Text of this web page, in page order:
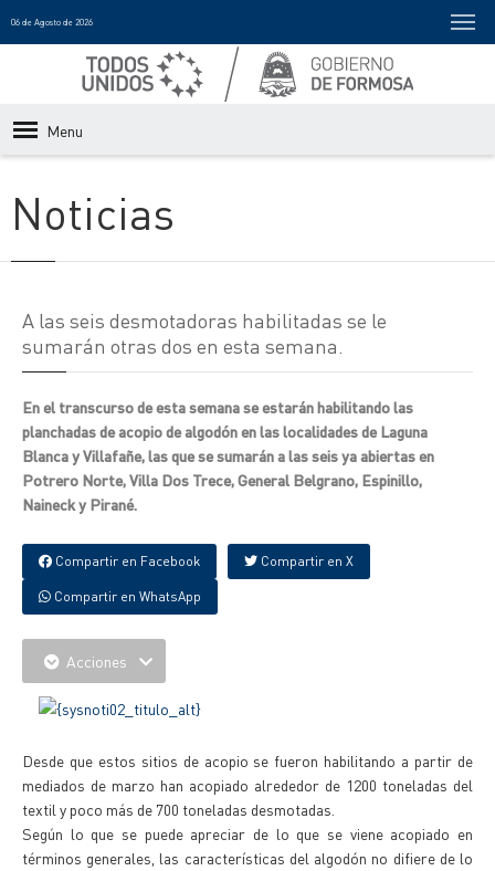
06 de Agosto de 2026
Menu
Noticias
A las seis desmotadoras habilitadas se le
sumarán otras dos en esta semana.
En el transcurso de esta semana se estarán habilitando las
planchadas de acopio de algodón en las localidades de Laguna
Blanca y Villafañe, las que se sumarán a las seis ya abiertas en
Potrero Norte, Villa Dos Trece, General Belgrano, Espinillo,
Naineck y Pirané.
Compartir en Facebook Compartir en X
Compartir en WhatsApp
Acciones
Desde que estos sitios de acopio se fueron habilitando a partir de
mediados de marzo han acopiado alrededor de 1200 toneladas del
textil y poco más de 700 toneladas desmotadas.
Según lo que se puede apreciar de lo que se viene acopiado en
términos generales, las características del algodón no difiere de lo